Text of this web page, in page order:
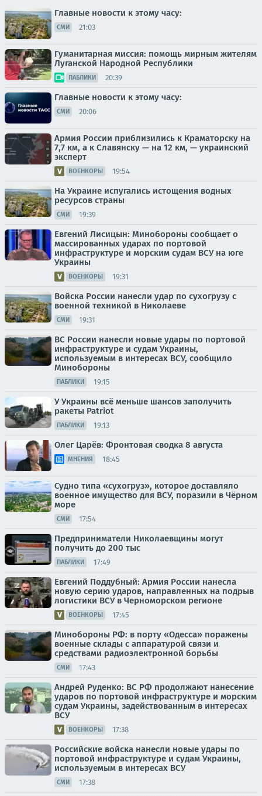
Главные новости к этому часу:
СМИ 21:03
Гуманитарная миссия: помощь мирным жителям
Луганской Народной Республики
ПАБЛИКИ 20:39
Главные новости к этому часу:
СМИ 20:06
Армия России приблизились к Краматорску на
7,7 км, а к Славянску — на 12 км, — украинский
эксперт
ВОЕНКОРЫ 19:54
На Украине испугались истощения водных
ресурсов страны
СМИ 19:39
Евгений Лисицын: Минобороны сообщает о
массированных ударах по портовой
инфраструктуре и морским судам ВСУ на юге
Украины
ВОЕНКОРЫ 19:31
Войска России нанесли удар по сухогрузу с
военной техникой в Николаеве
СМИ 19:31
ВС России нанесли новые удары по портовой
инфраструктуре и судам Украины,
используемым в интересах ВСУ, сообщило
Минобороны
ПАБЛИКИ 19:15
У Украины всё меньше шансов заполучить
ракеты Patriot
ПАБЛИКИ 19:13
Олег Царёв: Фронтовая сводка 8 августа
МНЕНИЯ 18:45
Судно типа «сухогруз», которое доставляло
военное имущество для ВСУ, поразили в Чёрном
море
СМИ 17:54
Предприниматели Николаевщины могут
получить до 200 тыс
ПАБЛИКИ 17:49
Евгений Поддубный: Армия России нанесла
новую серию ударов, направленных на подрыв
логистики ВСУ в Черноморском регионе
ВОЕНКОРЫ 17:45
Минобороны РФ: в порту «Одесса» поражены
военные склады с аппаратурой связи и
средствами радиоэлектронной борьбы
СМИ 17:43
Андрей Руденко: ВС РФ продолжают нанесение
ударов по портовой инфраструктуре и морским
судам Украины, задействованным в интересах
ВСУ
ВОЕНКОРЫ 17:38
Российские войска нанесли новые удары по
портовой инфраструктуре и судам Украины,
используемым в интересах ВСУ
СМИ 17:38